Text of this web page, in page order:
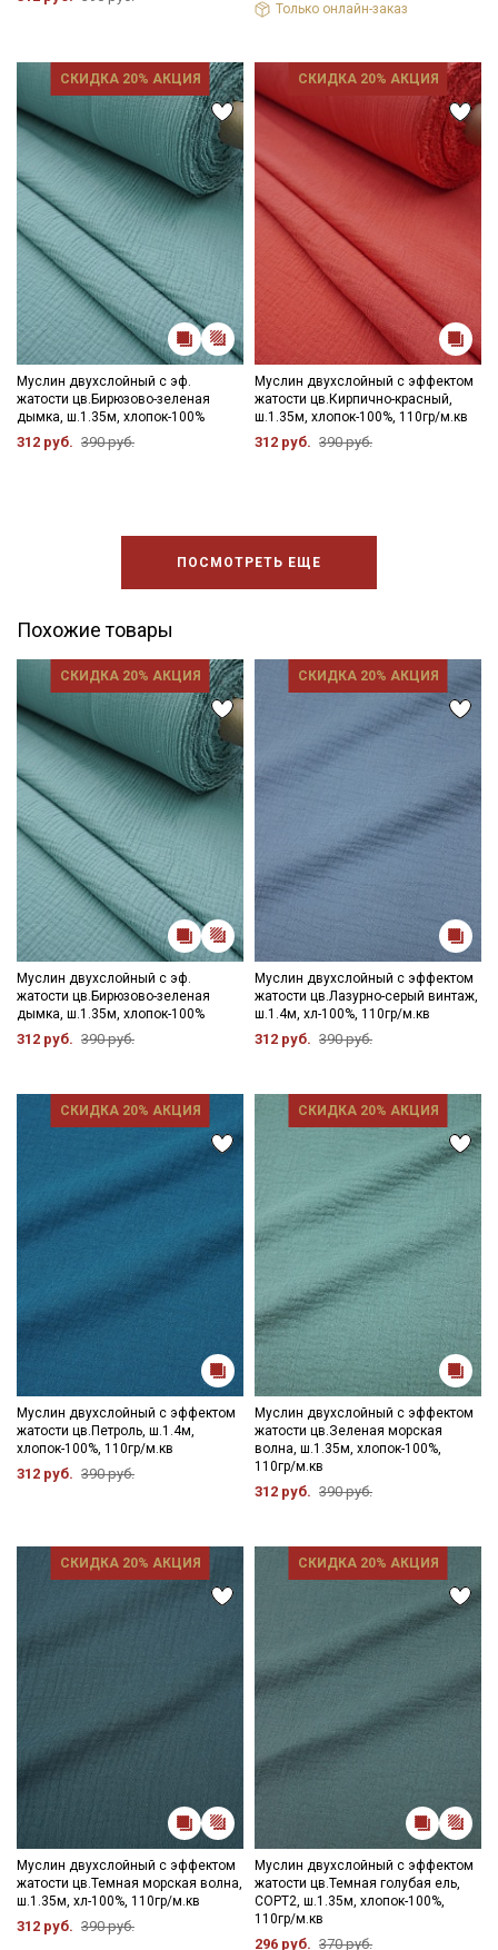
Только онлайн-заказ
СКИДКА 20% АКЦИЯ
Муслин двухслойный с эф.
жатости цв.Бирюзово-зеленая
дымка, ш.1.35м, хлопок-100%
312 руб. 390 руб.
СКИДКА 20% АКЦИЯ
Муслин двухслойный с эффектом
жатости цв.Кирпично-красный,
ш.1.35м, хлопок-100%, 110гр/м.кв
312 руб. 390 руб.
ПОСМОТРЕТЬ ЕЩЕ
Похожие товары
СКИДКА 20% АКЦИЯ
Муслин двухслойный с эф.
жатости цв.Бирюзово-зеленая
дымка, ш.1.35м, хлопок-100%
312 руб. 390 руб.
СКИДКА 20% АКЦИЯ
Муслин двухслойный с эффектом
жатости цв.Лазурно-серый винтаж,
ш.1.4м, хл-100%, 110гр/м.кв
312 руб. 390 руб.
СКИДКА 20% АКЦИЯ
Муслин двухслойный с эффектом
жатости цв.Петроль, ш.1.4м,
хлопок-100%, 110гр/м.кв
312 руб. 390 руб.
СКИДКА 20% АКЦИЯ
Муслин двухслойный с эффектом
жатости цв.Зеленая морская
волна, ш.1.35м, хлопок-100%,
110гр/м.кв
312 руб. 390 руб.
СКИДКА 20% АКЦИЯ
Муслин двухслойный с эффектом
жатости цв.Темная морская волна,
ш.1.35м, хл-100%, 110гр/м.кв
312 руб. 390 руб.
СКИДКА 20% АКЦИЯ
Муслин двухслойный с эффектом
жатости цв.Темная голубая ель,
СОРТ2, ш.1.35м, хлопок-100%,
110гр/м.кв
296 руб. 370 руб.